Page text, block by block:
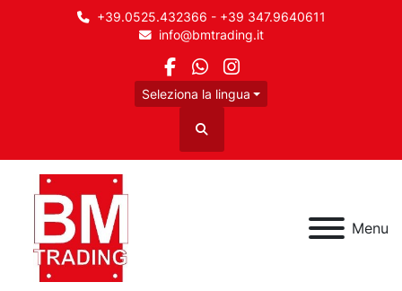
+39.0525.432366 - +39 347.9640611
info@bmtrading.it
facebook
whatsapp
instagram
Seleziona la lingua
Cerca
Menu